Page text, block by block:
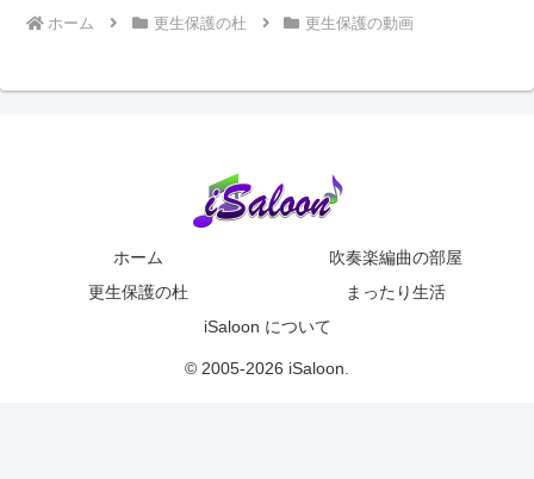
ホーム 更生保護の杜 更生保護の動画
ホーム
吹奏楽編曲の部屋
更生保護の杜
まったり生活
iSaloon について
© 2005-2026 iSaloon.